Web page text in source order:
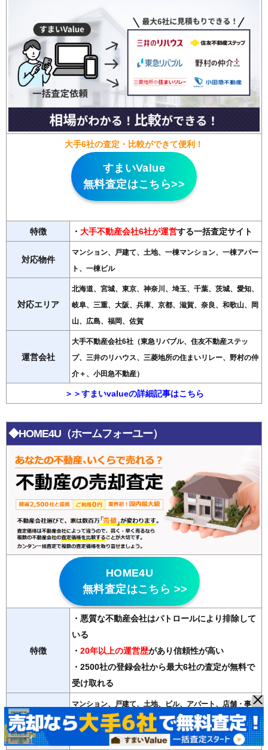
大手6社の査定・比較ができて便利！
すまいValue
無料査定はこちら>>
特徴 ・ 大手不動産会社6社が運営する一括査定サイト
対応物件
マンション、戸建て、土地、一棟マンション、一棟アパー
ト、一棟ビル
対応エリア
北海道、宮城、東京、神奈川、埼玉、千葉、茨城、愛知、
岐阜、三重、大阪、兵庫、京都、滋賀、奈良、和歌山、岡
山、広島、福岡、佐賀
運営会社
大手不動産会社6社（東急リバブル、住友不動産ステッ
プ、三井のリハウス、三菱地所の住まいリレー、野村の仲
介＋、小田急不動産）
＞＞すまいvalueの詳細記事はこちら
◆HOME4U（ホームフォーユー）
HOME4U
無料査定はこちら >>
特徴
・悪質な不動産会社はパトロールにより排除して
いる
・ 20年以上の運営歴があり信頼性が高い
・2500社の登録会社から最大6社の査定が無料で
受け取れる
対応物件
マンション、戸建て、土地、ビル、アパート、店舗・事務
所
紹介会社数